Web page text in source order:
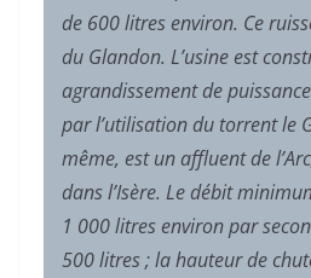
de 600 litres environ. Ce
du Glandon. L’usine est
agrandissement de
par l’utilisation du torrent le
même, est un affluent de
dans l’Isère. Le débit
1 000 litres environ par
500 litres ; la hauteur de